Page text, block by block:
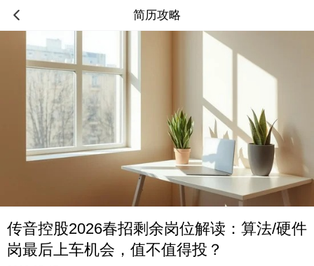
简历攻略
传音控股2026春招剩余岗位解读：算法/硬件
岗最后上车机会，值不值得投？